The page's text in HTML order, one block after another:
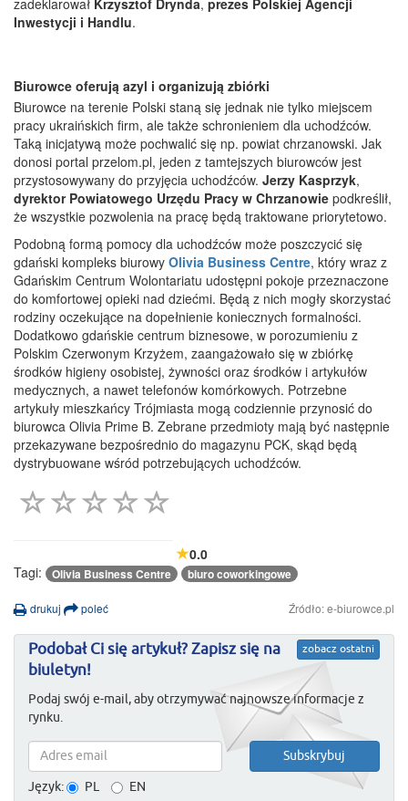
zadeklarował Krzysztof Drynda, prezes Polskiej Agencji
Inwestycji i Handlu.
Biurowce oferują azyl i organizują zbiórki
Biurowce na terenie Polski staną się jednak nie tylko miejscem
pracy ukraińskich firm, ale także schronieniem dla uchodźców.
Taką inicjatywą może pochwalić się np. powiat chrzanowski. Jak
donosi portal przelom.pl, jeden z tamtejszych biurowców jest
przystosowywany do przyjęcia uchodźców. Jerzy Kasprzyk,
dyrektor Powiatowego Urzędu Pracy w Chrzanowie podkreślił,
że wszystkie pozwolenia na pracę będą traktowane priorytetowo.
Podobną formą pomocy dla uchodźców może poszczycić się
gdański kompleks biurowy Olivia Business Centre, który wraz z
Gdańskim Centrum Wolontariatu udostępni pokoje przeznaczone
do komfortowej opieki nad dziećmi. Będą z nich mogły skorzystać
rodziny oczekujące na dopełnienie koniecznych formalności.
Dodatkowo gdańskie centrum biznesowe, w porozumieniu z
Polskim Czerwonym Krzyżem, zaangażowało się w zbiórkę
środków higieny osobistej, żywności oraz środków i artykułów
medycznych, a nawet telefonów komórkowych. Potrzebne
artykuły mieszkańcy Trójmiasta mogą codziennie przynosić do
biurowca Olivia Prime B. Zebrane przedmioty mają być następnie
przekazywane bezpośrednio do magazynu PCK, skąd będą
dystrybuowane wśród potrzebujących uchodźców.
0.0
Tagi:
Olivia Business Centre biuro coworkingowe
drukuj poleć Źródło: e-biurowce.pl
zobacz ostatni
Podobał Ci się artykuł? Zapisz się na
biuletyn!
Podaj swój e-mail, aby otrzymywać najnowsze informacje z
rynku.
Język: PL EN